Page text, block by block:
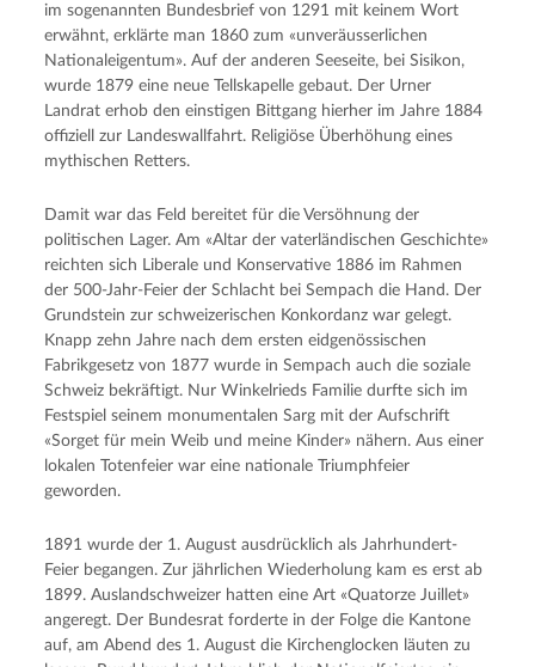
im sogenannten Bundesbrief von 1291 mit keinem Wort
erwähnt, erklärte man 1860 zum «unveräusserlichen
Nationaleigentum». Auf der anderen Seeseite, bei Sisikon,
wurde 1879 eine neue Tellskapelle gebaut. Der Urner
Landrat erhob den einstigen Bittgang hierher im Jahre 1884
offiziell zur Landeswallfahrt. Religiöse Überhöhung eines
mythischen Retters.
Damit war das Feld bereitet für die Versöhnung der
politischen Lager. Am «Altar der vaterländischen Geschichte»
reichten sich Liberale und Konservative 1886 im Rahmen
der 500-Jahr-Feier der Schlacht bei Sempach die Hand. Der
Grundstein zur schweizerischen Konkordanz war gelegt.
Knapp zehn Jahre nach dem ersten eidgenössischen
Fabrikgesetz von 1877 wurde in Sempach auch die soziale
Schweiz bekräftigt. Nur Winkelrieds Familie durfte sich im
Festspiel seinem monumentalen Sarg mit der Aufschrift
«Sorget für mein Weib und meine Kinder» nähern. Aus einer
lokalen Totenfeier war eine nationale Triumphfeier
geworden.
1891 wurde der 1. August ausdrücklich als Jahrhundert-
Feier begangen. Zur jährlichen Wiederholung kam es erst ab
1899. Auslandschweizer hatten eine Art «Quatorze Juillet»
angeregt. Der Bundesrat forderte in der Folge die Kantone
auf, am Abend des 1. August die Kirchenglocken läuten zu